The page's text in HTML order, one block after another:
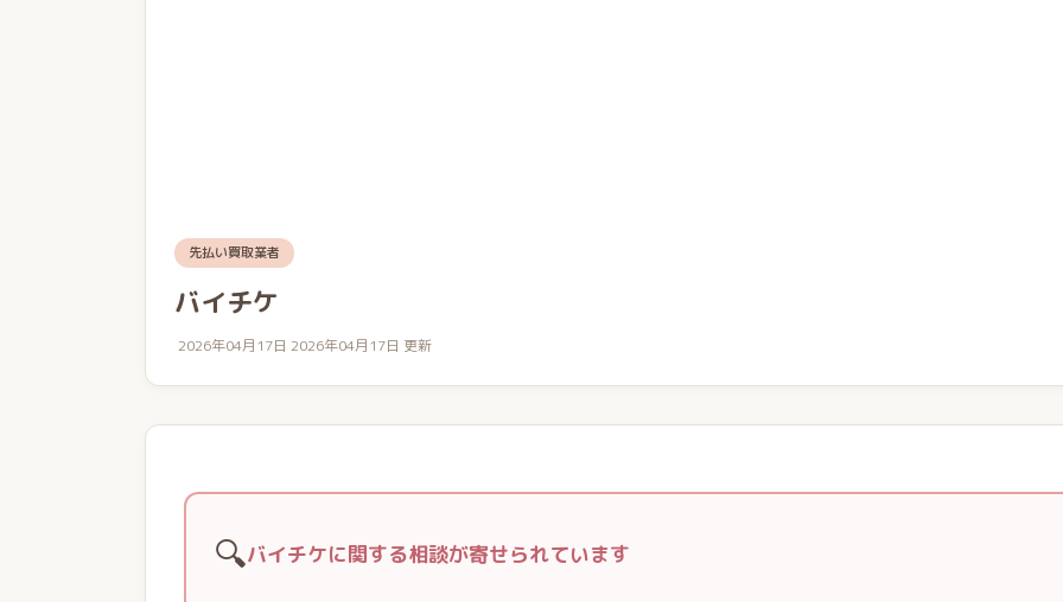
先払い買取業者
バイチケ
2026年04月17日 2026年04月17日 更新
🔍バイチケに関する相談が寄せられています